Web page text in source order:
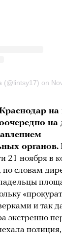
на
на
органов.
21 ноября в
словам
и так
экстренно